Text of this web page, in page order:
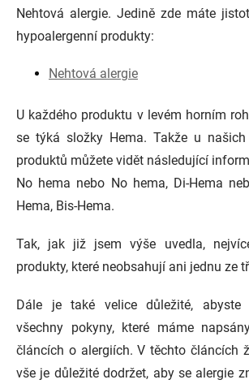
Nehtová alergie. Jedině zde máte
hypoalergenní produkty:
Nehtová alergie
U každého produktu v levém horním
se týká složky Hema. Takže u našich
produktů můžete vidět následující
No hema nebo No hema, Di-Hema
Hema, Bis-Hema.
Tak, jak již jsem výše uvedla,
produkty, které neobsahují ani jednu ze
Dále je také velice důležité, abyste
všechny pokyny, které máme
článcích o alergiích. V těchto článcích
vše je důležité dodržet, aby se alergie